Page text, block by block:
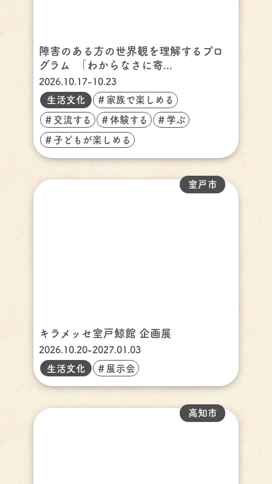
障害のある方の世界観を理解するプロ
グラム ｢わからなさに寄...
2026.10.17-10.23
生活文化
＃家族で楽しめる
＃交流する ＃体験する ＃学ぶ
＃子どもが楽しめる
キラメッセ室戸鯨館 企画展
室戸市
2026.10.20-2027.01.03
生活文化
＃展示会
高知市